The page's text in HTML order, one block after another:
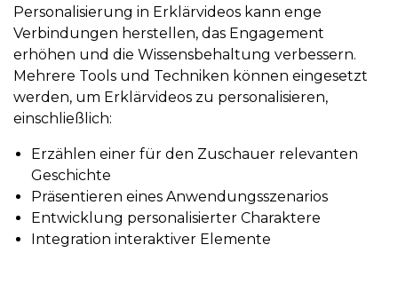
Personalisierung in Erklärvideos kann enge
Verbindungen herstellen, das Engagement
erhöhen und die Wissensbehaltung verbessern.
Mehrere Tools und Techniken können eingesetzt
werden, um Erklärvideos zu personalisieren,
einschließlich:
Erzählen einer für den Zuschauer relevanten
Geschichte
Präsentieren eines Anwendungsszenarios
Entwicklung personalisierter Charaktere
Integration interaktiver Elemente